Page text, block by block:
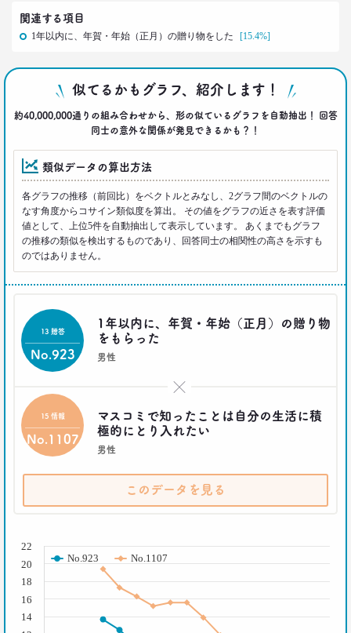
J.Y. パーク氏に学ぶ 「褒めワード」
--日経クロストレンド 連載⑤--
生活総研 上席研究員/コピーライター
シュフからシェフに！
オンラインで「我が家の食卓」が変わる
–日経クロストレンド 連載④–
生活総研 主席研究員
夏山 明美
2021.02.25
たこ焼きが1位？ 和食が消えた？
生活総研 主席研究員
夏山 明美
足りないのはお金より時間
40代おじさんの幸せは“時産”にあり
--日経クロストレンド 連載②--
生活総研 上席研究員/コピーライター
前沢 裕文
「43歳からおじさん」が調査で判明！
生活総研 上席研究員/コピーライター
前沢 裕文
人気コスプレイヤー･伊織もえさんに聞く 仮装とは
関連する項目
1年以内に、年賀・年始（正月）の贈り物をした
[15.4%]
似てるかもグラフ、紹介します！
約40,000,000通りの組み合わせから、形の似ているグラフを自動抽出！ 回答
同士の意外な関係が発見できるかも？！
類似データの算出方法
各グラフの推移（前回比）をベクトルとみなし、2グラフ間のベクトルの
なす角度からコサイン類似度を算出。 その値をグラフの近さを表す評価
値として、上位5件を自動抽出して表示しています。 あくまでもグラフ
の推移の類似を検出するものであり、回答同士の相関性の高さを示すも
のではありません。
1年以内に、年賀・年始（正月）の贈り物
をもらった
男性
13 贈答
No.923
マスコミで知ったことは自分の生活に積
極的にとり入れたい
男性
15 情報
No.1107
このデータを見る
No.923 No.1107
14
16
18
20
22